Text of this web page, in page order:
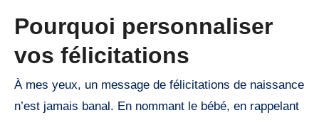
Pourquoi personnaliser
vos félicitations
À mes yeux, un message de félicitations de naissance
n’est jamais banal. En nommant le bébé, en rappelant